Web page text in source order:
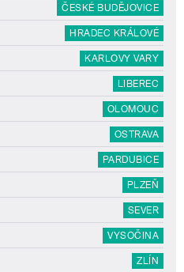
ČESKÉ BUDĚJOVICE
HRADEC KRÁLOVÉ
KARLOVY VARY
LIBEREC
OLOMOUC
OSTRAVA
PARDUBICE
PLZEŇ
SEVER
VYSOČINA
ZLÍN